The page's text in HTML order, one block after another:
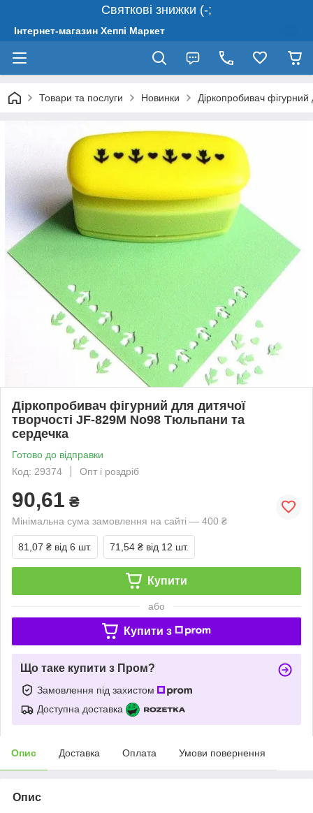
Святкові знижки (-;
Інтернет-магазин Хеппі Маркет
Товари та послуги Новинки Діркопробивач
Діркопробивач фігурний для дитячої
творчості JF-829M No98 Тюльпани та
сердечка
Готово до відправки
Код: 29374
Опт і роздріб
90,61 ₴
Мінімальна сума замовлення на сайті — 400 ₴
81,07 ₴ від 6 шт. 71,54 ₴ від 12 шт.
Купити
або
Купити з
Що таке купити з Пром?
Замовлення під захистом
Доступна доставка
Опис Доставка Оплата Умови повернення
Опис